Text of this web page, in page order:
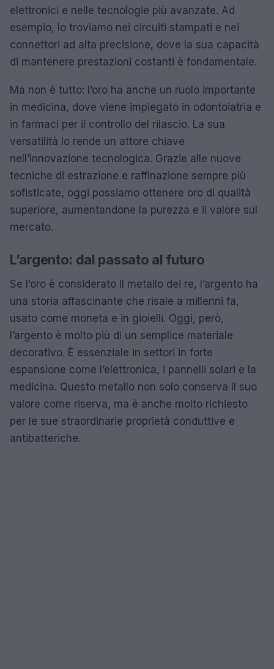
elettronici e nelle tecnologie più avanzate. Ad
esempio, lo troviamo nei circuiti stampati e nei
connettori ad alta precisione, dove la sua capacità
di mantenere prestazioni costanti è fondamentale.
Ma non è tutto: l’oro ha anche un ruolo importante
in medicina, dove viene impiegato in odontoiatria e
in farmaci per il controllo del rilascio. La sua
versatilità lo rende un attore chiave
nell’innovazione tecnologica. Grazie alle nuove
tecniche di estrazione e raffinazione sempre più
sofisticate, oggi possiamo ottenere oro di qualità
superiore, aumentandone la purezza e il valore sul
mercato.
L’argento: dal passato al futuro
Se l’oro è considerato il metallo dei re, l’argento ha
una storia affascinante che risale a millenni fa,
usato come moneta e in gioielli. Oggi, però,
l’argento è molto più di un semplice materiale
decorativo. È essenziale in settori in forte
espansione come l’elettronica, i pannelli solari e la
medicina. Questo metallo non solo conserva il suo
valore come riserva, ma è anche molto richiesto
per le sue straordinarie proprietà conduttive e
antibatteriche.